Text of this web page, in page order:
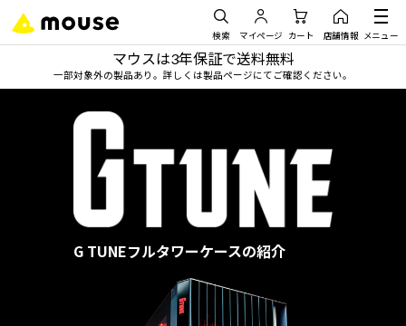
検索 マイページ カート 店舗情報 メニュー
マウスは3年保証で送料無料
一部対象外の製品あり。詳しくは製品ページにてご確認ください。
G TUNEフルタワーケースの紹介